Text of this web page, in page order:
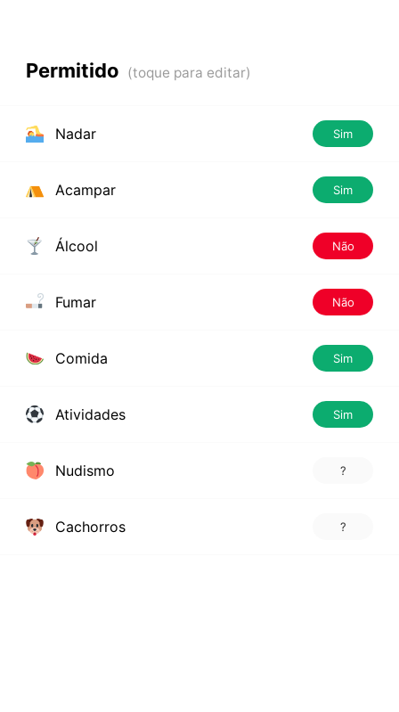
Permitido
Nadar Sim
Acampar Sim
Álcool Não
Fumar Não
Comida Sim
Atividades Sim
Nudismo ?
Cachorros ?